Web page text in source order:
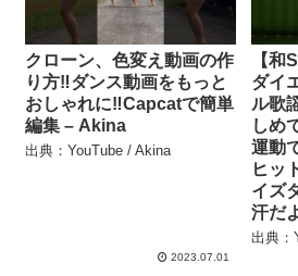
クローン、色変え動画の作
り方‼︎ダンス動画をもっと
おしゃれに‼︎Capcatで簡単
編集 – Akina
出典：YouTube / Akina
2023.07.01
【
ダイ
ル歌
しめ
運動
ヒッ
イズ
汗だ
出典：